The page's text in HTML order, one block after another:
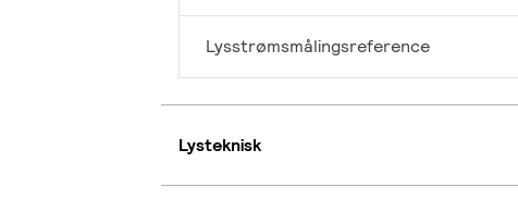
Lysstrømsmålingsreference
Lysteknisk